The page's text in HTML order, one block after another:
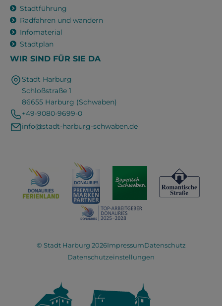
Stadtführung
Radfahren und wandern
Infomaterial
Stadtplan
WIR SIND FÜR SIE DA
Stadt Harburg
Schloßstraße 1
86655 Harburg (Schwaben)
+49-9080-9699-0
info@stadt-harburg-schwaben.de
© Stadt Harburg 2026ImpressumDatenschutz
Datenschutzeinstellungen